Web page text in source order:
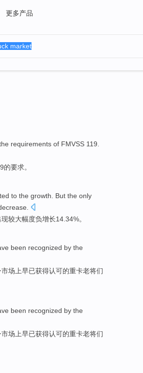
更多产品
requirements of FMVSS 119.
的要求。
to the growth
But the only
现较大幅度负增长14.34%。
been recognized by the
市场 上早已获得认可的重卡老将们
been recognized by the
市场上早已获得认可的重卡老将们